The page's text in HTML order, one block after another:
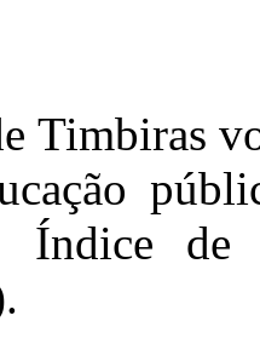
Timbiras
Índice de